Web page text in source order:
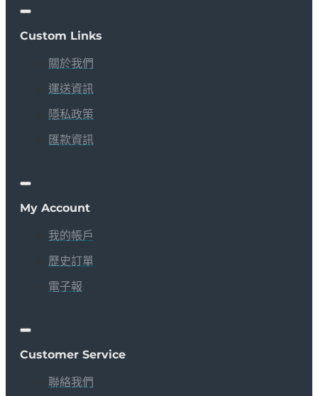
Custom Links
關於我們
運送資訊
隱私政策
匯款資訊
My Account
我的帳戶
歷史訂單
電子報
Customer Service
聯絡我們